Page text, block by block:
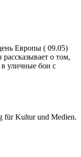
Европы ( 09.05)
о том,
в уличные бои с
für Kultur und Medien.